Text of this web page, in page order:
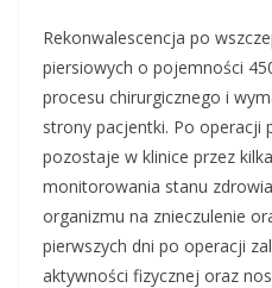
Rekonwalescencja po
piersiowych o pojemności
procesu chirurgicznego i
strony pacjentki. Po operacji
pozostaje w klinice przez
monitorowania stanu
organizmu na znieczulenie
pierwszych dni po operacji
aktywności fizycznej oraz